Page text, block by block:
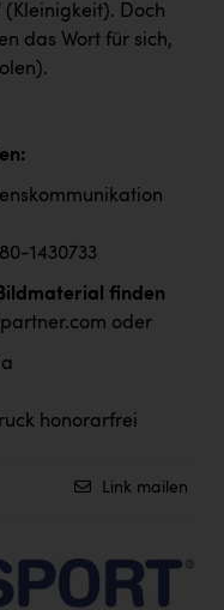
(Kleinigkeit). Doch
das Wort für sich,
1430733
finden
oder
honorarfrei
Link mailen